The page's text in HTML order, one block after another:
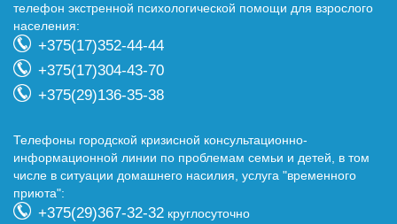
телефон экстренной психологической помощи для взрослого
населения:
+375(17)352-44-44
+375(17)304-43-70
+375(29)136-35-38
Телефоны городской кризисной консультационно-
информационной линии по проблемам семьи и детей, в том
числе в ситуации домашнего насилия, услуга "временного
приюта":
+375(29)367-32-32 круглосуточно